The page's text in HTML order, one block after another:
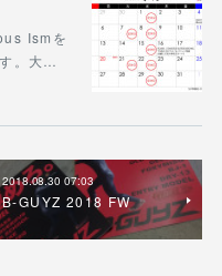
Ismを
。大…
2018.08.30 07:03
B-GUYZ 2018 FW